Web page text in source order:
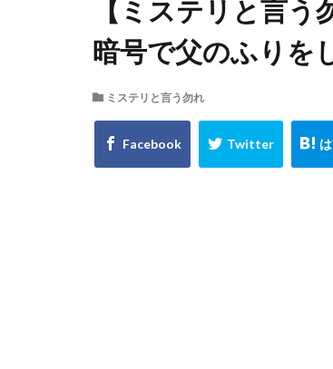
【ミステリと言
暗号で父のふりを
ミステリと言う勿れ